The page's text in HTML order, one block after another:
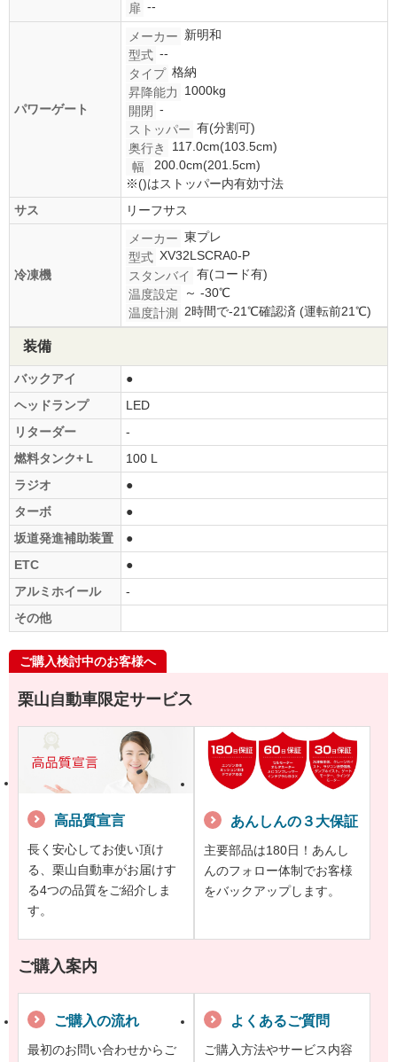
扉 --
パワーゲート
メーカー 新明和
型式 --
タイプ 格納
昇降能力
1000kg
開閉 -
ストッパー 有(分割可)
奥行き
117.0cm(103.5cm)
幅
200.0cm(201.5cm)
※()はストッパー内有効寸法
サス
リーフサス
冷凍機
メーカー 東プレ
型式 XV32LSCRA0-P
スタンバイ 有(コード有)
温度設定
～ -30℃
温度計測
2時間で-21℃確認済 (運転前21℃)
装備
バックアイ
●
ヘッドランプ
LED
リターダー
-
燃料タンク+Ｌ
100 L
ラジオ
●
ターボ
●
坂道発進補助装置
●
ETC
●
アルミホイール
-
その他
ご購入検討中のお客様へ
栗山自動車限定サービス
高品質宣言
長く安心してお使い頂け
る、栗山自動車がお届けす
る4つの品質をご紹介しま
す。
あんしんの３大保証
主要部品は180日！あんし
んのフォロー体制でお客様
をバックアップします。
ご購入案内
ご購入の流れ
最初のお問い合わせからご
よくあるご質問
ご購入方法やサービス内容